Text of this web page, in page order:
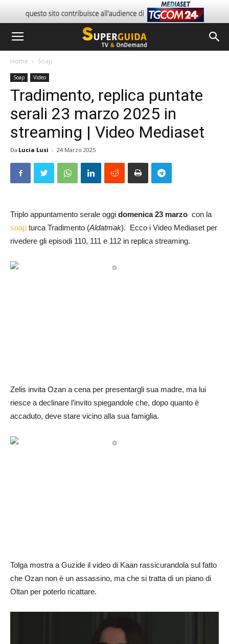
Home Soap
Soap Video
Tradimento, replica puntate
serali 23 marzo 2025 in
streaming | Video Mediaset
Da Lucia Lusi - 24 Marzo 2025
Triplo appuntamento serale oggi domenica 23 marzo con la
soap turca Tradimento (Aldatmak). Ecco i Video Mediaset per
rivedere gli episodi 110, 111 e 112 in replica streaming.
Zelis invita Ozan a cena per presentargli sua madre, ma lui
riesce a declinare l’invito spiegandole che, dopo quanto è
accaduto, deve stare vicino alla sua famiglia.
Tolga mostra a Guzide il video di Kaan rassicurandola sul fatto
che Ozan non è un assassino, ma che si tratta di un piano di
Oltan per poterlo ricattare.